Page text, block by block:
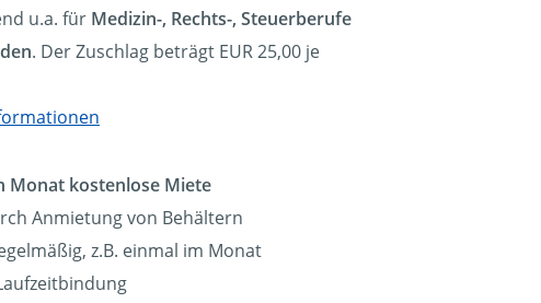
u.a. für Medizin-, Rechts-, Steuerberufe
. Der Zuschlag beträgt EUR 25,00 je
Monat kostenlose Miete
Anmietung von Behältern
z.B. einmal im Monat